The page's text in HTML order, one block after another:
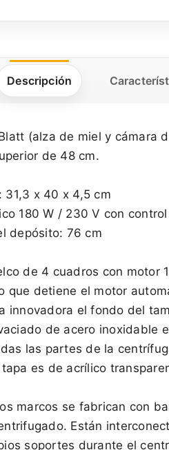
Descripción
(alza de miel y cámara
de 48 cm.
31,3 x 40 x 4,5 cm
180 W / 230 V con
depósito: 76 cm
de 4 cuadros con
que detiene el motor
innovadora el fondo del
de acero inoxidable
las partes de la
es de acrílico
marcos se fabrican con
Están
soportes durante el